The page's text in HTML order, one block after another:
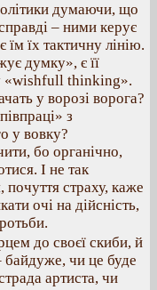
думаючи, що
– ними керує
їм їх тактичну лінію.
думку», є її
«wishfull thinking».
у ворозі ворога?
з
у вовку?
бо органічно,
І не так
страху, каже
очі на дійсність,
до своєї скиби, й
байдуже, чи це буде
артиста, чи